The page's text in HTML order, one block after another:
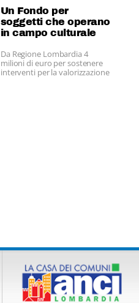
Un Fondo per
soggetti che operano
in campo culturale
Da Regione Lombardia 4
milioni di euro per sostenere
interventi per la valorizzazione